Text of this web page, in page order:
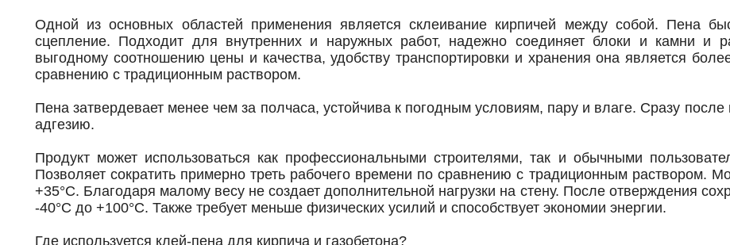
Одной из основных областей применения является склеивание кирпичей между собой. Пена
сцепление. Подходит для внутренних и наружных работ, надежно соединяет блоки и камни и
выгодному соотношению цены и качества, удобству транспортировки и хранения она является
сравнению с традиционным раствором.
Пена затвердевает менее чем за полчаса, устойчива к погодным условиям, пару и влаге. Сразу
адгезию.
Продукт может использоваться как профессиональными строителями, так и обычными
Позволяет сократить примерно треть рабочего времени по сравнению с традиционным раствором.
+35°C. Благодаря малому весу не создает дополнительной нагрузки на стену. После отверждения
-40°C до +100°C. Также требует меньше физических усилий и способствует экономии энергии.
Где используется клей-пена для кирпича и газобетона?